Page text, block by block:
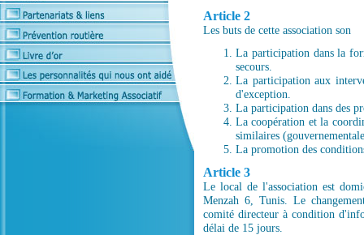
Article 2
Les buts de cette association son
La participation dans la
secours.
La participation aux
d'exception.
La participation dans des
La coopération et la
similaires
La promotion des
Article 3
Le local de l'association est
Menzah 6, Tunis. Le
comité directeur à condition
délai de 15 jours.